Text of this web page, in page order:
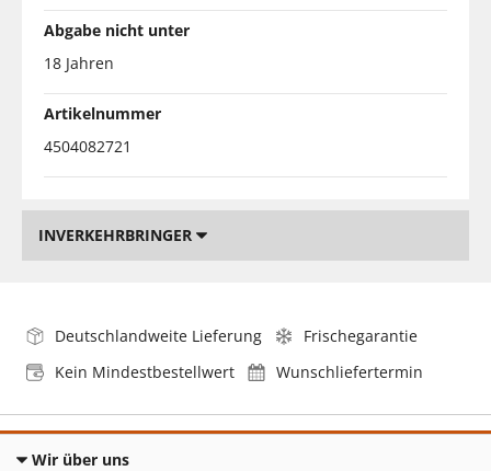
Abgabe nicht unter
18 Jahren
Artikelnummer
4504082721
INVERKEHRBRINGER
Deutschlandweite Lieferung
Frischegarantie
Kein Mindestbestellwert
Wunschliefertermin
Wir über uns